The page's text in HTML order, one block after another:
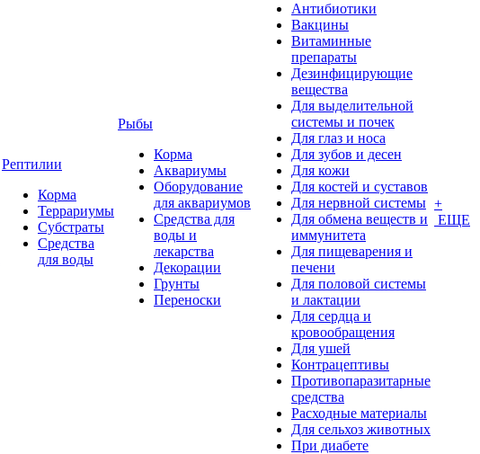
Рептилии
Корма
Террариумы
Субстраты
Средства
для воды
Рыбы
Корма
Аквариумы
Оборудование
для аквариумов
Средства для
воды и
лекарства
Декорации
Грунты
Переноски
Антибиотики
Вакцины
Витаминные
препараты
Дезинфицирующие
вещества
Для выделительной
системы и почек
Для глаз и носа
Для зубов и десен
Для кожи
Для костей и суставов
Для нервной системы
Для обмена веществ и
иммунитета
Для пищеварения и
печени
Для половой системы
и лактации
Для сердца и
кровообращения
Для ушей
Контрацептивы
Противопаразитарные
средства
Расходные материалы
Для сельхоз животных
При диабете
+
ЕЩЕ